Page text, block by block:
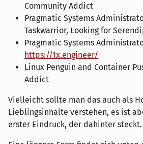
Community Addict
Pragmatic Systems
Taskwarrior, Looking for
Pragmatic Systems
https://1x.engineer/
Linux Penguin and Container
Addict
Vielleicht sollte man das auch als
Lieblingsinhalte verstehen, es ist
erster Eindruck, der dahinter steckt.